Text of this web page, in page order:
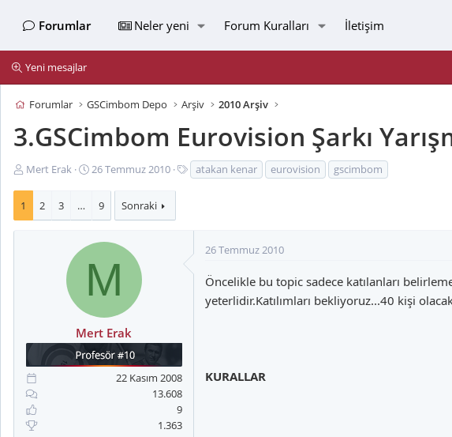
Forumlar Neler yeni Forum Kuralları İletişim
Yeni mesajlar
Forumlar GSCimbom Depo Arşiv 2010 Arşiv
3.GSCimbom Eurovision Şarkı
K
t
n
Mert Erak
B
n
g
ç
r
i
26 Temmuz 2010
t
e
e
atakan kenar eurovision gscimbom
1 2 3 … 9 Sonraki
M
Mert Erak
22 Kasım 2008
13.608
9
1.363
26 Temmuz 2010
Öncelikle bu topic sadece katılanları
yeterlidir.Katılımları bekliyoruz...40 kişi
KURALLAR